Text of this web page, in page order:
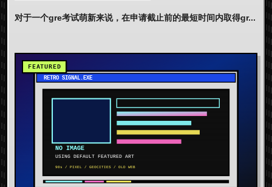
对于一个gre考试萌新来说，在申请截止前的最短时间内取得gr...